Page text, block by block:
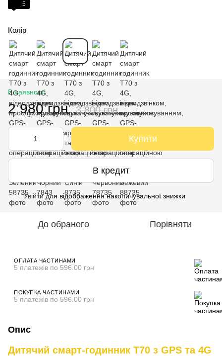
5
Колір
В наявності
2 980 грн 3 800 грн
Купити
В кредит
% Увійтидля відображення накопичувальної знижки
До обраного Порівняти
ОПЛАТА ЧАСТИНАМИ
5 платежів по 596.00 грн
ПОКУПКА ЧАСТИНАМИ
5 платежів по 596.00 грн
Опис
Дитячий смарт-годинник T70 з GPS та 4G